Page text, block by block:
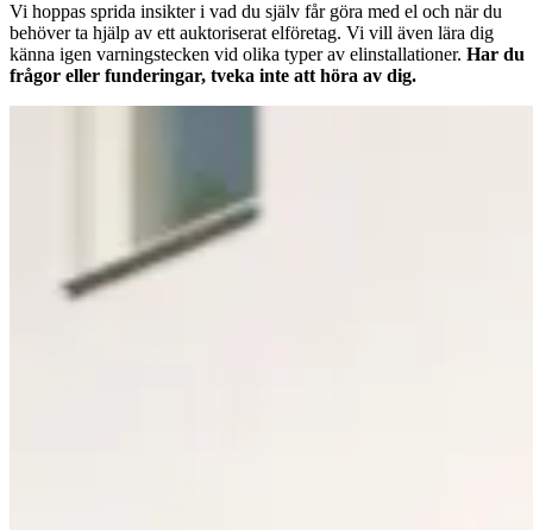
Vi hoppas sprida insikter i vad du själv får göra med el och när du
behöver ta hjälp av ett auktoriserat elföretag. Vi vill även lära dig
känna igen varningstecken vid olika typer av elinstallationer. Har du
frågor eller funderingar, tveka inte att höra av dig.